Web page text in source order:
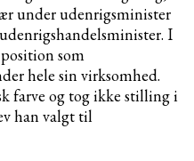
under udenrigsminister
I
som
hele sin virksomhed.
farve og tog ikke stilling i
han valgt til